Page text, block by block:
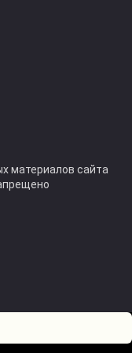
материалов сайта